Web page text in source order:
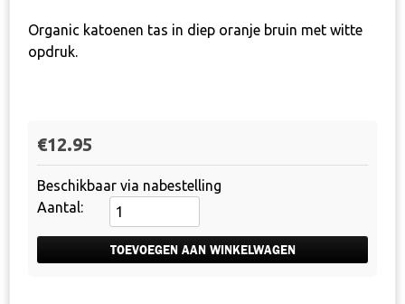
Organic katoenen tas in diep oranje bruin met witte
opdruk.
€12.95
Beschikbaar via nabestelling
Katoenen
tas
-TOEVOEGEN AAN WINKELWAGEN